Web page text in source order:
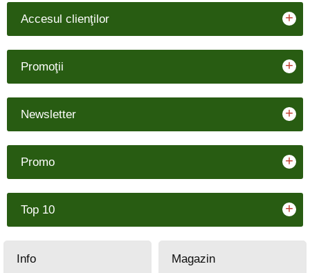
Accesul clienţilor +
Promoţii +
Newsletter +
Promo +
Top 10 +
Info Magazin